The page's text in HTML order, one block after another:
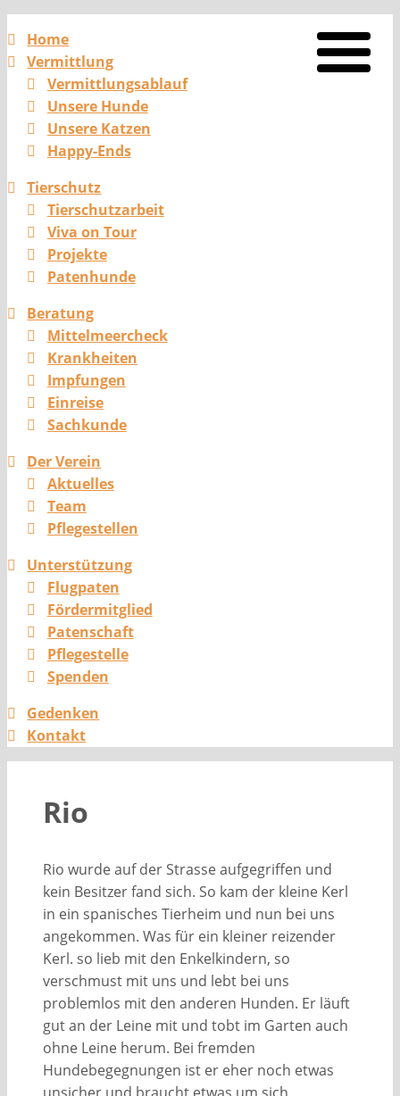
Home
Vermittlung
Vermittlungsablauf
Unsere Hunde
Unsere Katzen
Happy-Ends
Tierschutz
Tierschutzarbeit
Viva on Tour
Projekte
Patenhunde
Beratung
Mittelmeercheck
Krankheiten
Impfungen
Einreise
Sachkunde
Der Verein
Aktuelles
Team
Pflegestellen
Unterstützung
Flugpaten
Fördermitglied
Patenschaft
Pflegestelle
Spenden
Gedenken
Kontakt
Rio
Rio wurde auf der Strasse aufgegriffen und
kein Besitzer fand sich. So kam der kleine Kerl
in ein spanisches Tierheim und nun bei uns
angekommen. Was für ein kleiner reizender
Kerl. so lieb mit den Enkelkindern, so
verschmust mit uns und lebt bei uns
problemlos mit den anderen Hunden. Er läuft
gut an der Leine mit und tobt im Garten auch
ohne Leine herum. Bei fremden
Hundebegegnungen ist er eher noch etwas